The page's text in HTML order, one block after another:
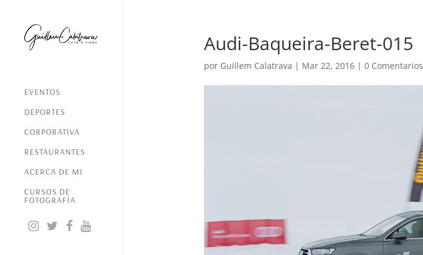
EVENTOS
DEPORTES
CORPORATIVA
RESTAURANTES
ACERCA DE MI
CURSOS DE
FOTOGRAFÍA
Audi-Baqueira-Beret-015
por Guillem Calatrava | Mar 22, 2016| 0 Comentarios